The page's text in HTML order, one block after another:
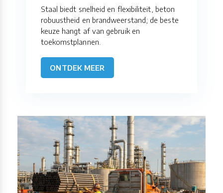
Staal biedt snelheid en flexibiliteit, beton
robuustheid en brandweerstand; de beste
keuze hangt af van gebruik en
toekomstplannen.
ONTDEK MEER